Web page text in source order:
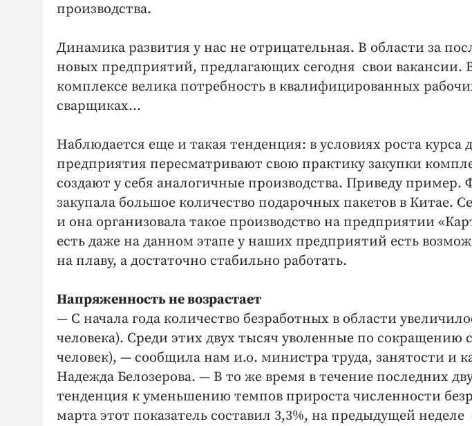
производства.
Динамика развития у нас не отрицательная. В области за
новых предприятий, предлагающих сегодня свои
комплексе велика потребность в квалифицированных
сварщиках…
Наблюдается еще и такая тенденция: в условиях роста
предприятия пересматривают свою практику закупки
создают у себя аналогичные производства. Приведу
закупала большое количество подарочных пакетов в Китае.
и она организовала такое производство на предприятии
есть даже на данном этапе у наших предприятий есть
на плаву, а достаточно стабильно работать.
Напряженность не возрастает
— С начала года количество безработных в области
человека). Среди этих двух тысяч уволенные по сокращению
человек), — сообщила нам и.о. министра труда, занятости и
Надежда Белозерова. — В то же время в течение последних
тенденция к уменьшению темпов прироста численности
марта этот показатель составил 3,3%, на предыдущей